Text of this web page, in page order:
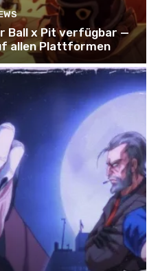
Ball x Pit verfügbar —
allen Plattformen